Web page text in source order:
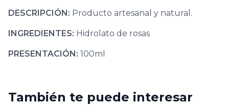
DESCRIPCIÓN: Producto artesanal y natural.
INGREDIENTES: Hidrolato de rosas
PRESENTACIÓN: 100ml
También te puede interesar